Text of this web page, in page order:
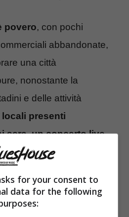
povero, con pochi
abbandonate,
una città
nonostante la
e delle attività
presenti
sera, un concerto live.
delDelta blues
for your consent to
data for the following